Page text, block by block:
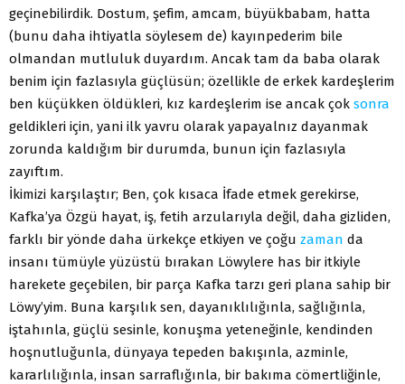
geçinebilirdik. Dostum, şefim, amcam, büyükbabam, hatta
(bunu daha ihtiyatla söylesem de) kayınpederim bile
olmandan mutluluk duyardım. Ancak tam da baba olarak
benim için fazlasıyla güçlüsün; özellikle de erkek kardeşlerim
ben küçükken öldükleri, kız kardeşlerim ise ancak çok sonra
geldikleri için, yani ilk yavru olarak yapayalnız dayanmak
zorunda kaldığım bir durumda, bunun için fazlasıyla
zayıftım.
İkimizi karşılaştır; Ben, çok kısaca İfade etmek gerekirse,
Kafka’ya Özgü hayat, iş, fetih arzularıyla değil, daha gizliden,
farklı bir yönde daha ürkekçe etkiyen ve çoğu zaman da
insanı tümüyle yüzüstü bırakan Löwylere has bir itkiyle
harekete geçebilen, bir parça Kafka tarzı geri plana sahip bir
Löwy’yim. Buna karşılık sen, dayanıklılığınla, sağlığınla,
iştahınla, güçlü sesinle, konuşma yeteneğinle, kendinden
hoşnutluğunla, dünyaya tepeden bakışınla, azminle,
kararlılığınla, insan sarraflığınla, bir bakıma cömertliğinle,